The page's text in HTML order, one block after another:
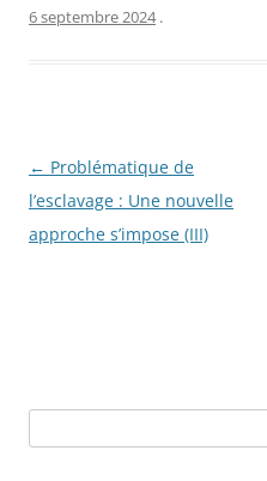
6 septembre 2024 .
Navigation
des
articles
← Problématique de
l’esclavage : Une nouvelle
approche s’impose (III)
e